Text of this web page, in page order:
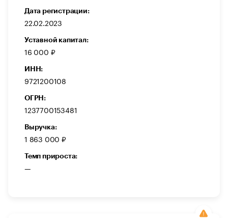
Дата регистрации:
22.02.2023
Уставной капитал:
16 000 ₽
ИНН:
9721200108
ОГРН:
1237700153481
Выручка:
1 863 000 ₽
Темп прироста:
—